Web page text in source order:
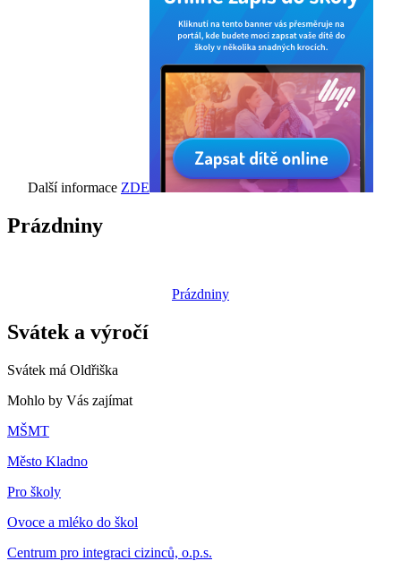
Další informace ZDE
Prázdniny
Prázdniny
Svátek a výročí
Svátek má Oldřiška
Mohlo by Vás zajímat
MŠMT
Město Kladno
Pro školy
Ovoce a mléko do škol
Centrum pro integraci cizinců, o.p.s.